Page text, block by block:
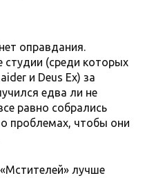
оправдания.
(среди которых
и Deus Ex) за
едва ли не
равно собрались
проблемах, чтобы они
лучше